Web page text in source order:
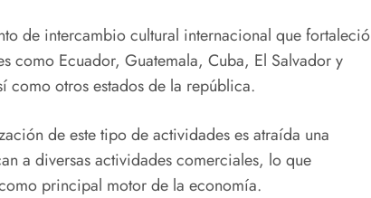
de intercambio cultural internacional que fortaleció
como Ecuador, Guatemala, Cuba, El Salvador y
como otros estados de la república.
de este tipo de actividades es atraída una
a diversas actividades comerciales, lo que
principal motor de la economía.